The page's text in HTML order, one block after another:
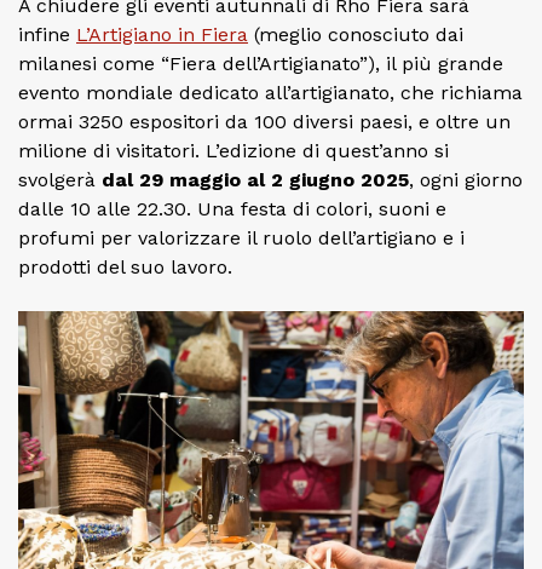
A chiudere gli eventi autunnali di Rho Fiera sarà
infine L’Artigiano in Fiera (meglio conosciuto dai
milanesi come “Fiera dell’Artigianato”), il più grande
evento mondiale dedicato all’artigianato, che richiama
ormai 3250 espositori da 100 diversi paesi, e oltre un
milione di visitatori. L’edizione di quest’anno si
svolgerà dal 29 maggio al 2 giugno 2025, ogni giorno
dalle 10 alle 22.30. Una festa di colori, suoni e
profumi per valorizzare il ruolo dell’artigiano e i
prodotti del suo lavoro.